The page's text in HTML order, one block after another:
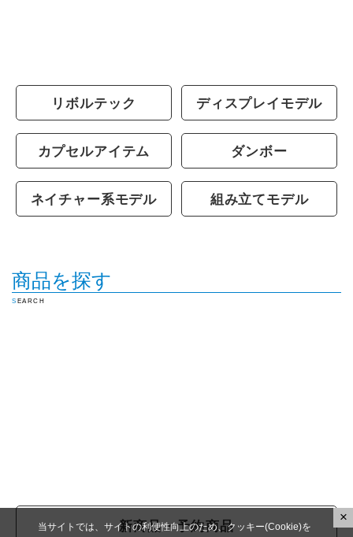
リボルテック ディスプレイモデル
カプセルアイテム ダンボー
ネイチャー系モデル 組み立てモデル
商品を探す
SEARCH
新商品・予約商品
当サイトでは、サイトの利便性向上のため、クッキー(Cookie)を
×